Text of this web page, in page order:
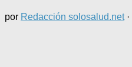
por Redacción solosalud.net ·